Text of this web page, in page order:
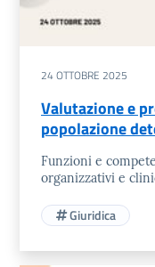
24 OTTOBRE 2025
Valutazione e
popolazione
Funzioni e
organizzativi e
Giuridica